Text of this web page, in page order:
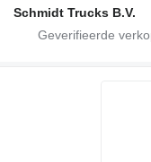
Schmidt Trucks B.V.